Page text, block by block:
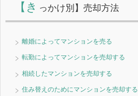
【き っかけ別】売却方法
離婚によってマンションを売る
転勤によってマンションを売却する
相続したマンションを売却する
住み替えのためにマンションを売却する